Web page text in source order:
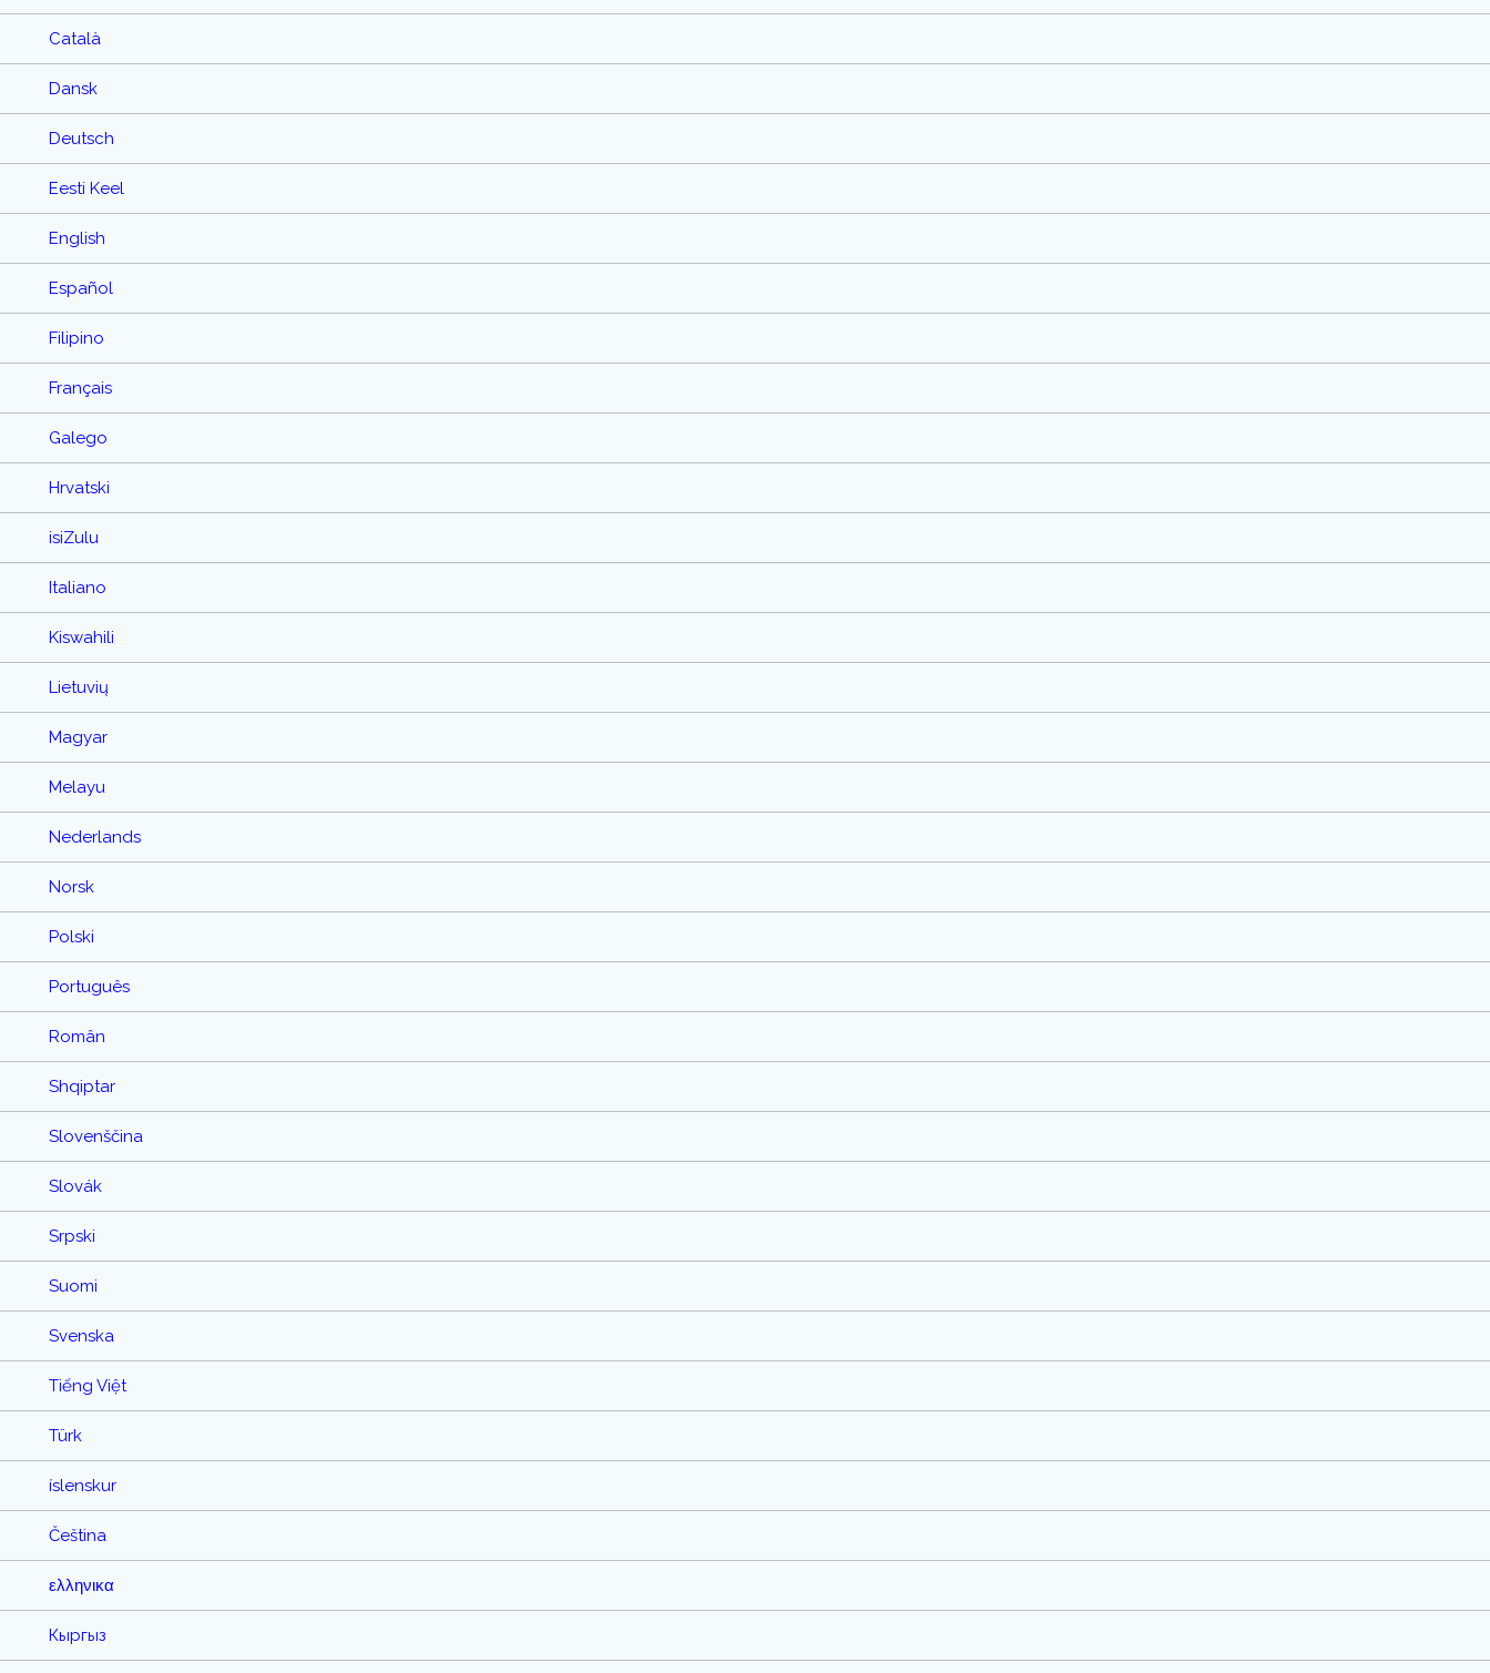
Català
Dansk
Deutsch
Eesti Keel
English
Español
Filipino
Français
Galego
Hrvatski
isiZulu
Italiano
Kiswahili
Lietuvių
Magyar
Melayu
Nederlands
Norsk
Polski
Português
Român
Shqiptar
Slovenščina
Slovák
Srpski
Suomi
Svenska
Tiếng Việt
Türk
íslenskur
Čeština
ελληνικα
Кыргыз